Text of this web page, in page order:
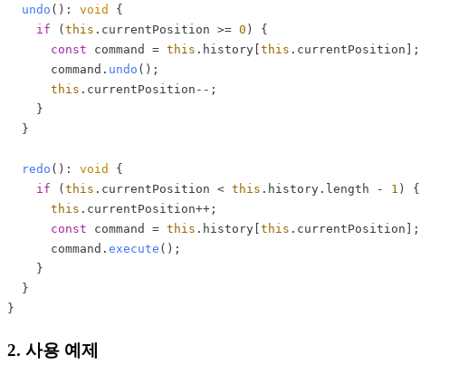
undo (): void
{
if ( this . currentPosition >= 0 ) {
const command = this . history this . currentPosition ];
      command.
undo ();
this . currentPosition --;
    }
  }
redo (): void
{
if ( this . currentPosition < this . history . length - 1 ) {
this . currentPosition++;
const command = this . history this . currentPosition ];
      command.
execute ();
    }
  }
2. 사용 예제